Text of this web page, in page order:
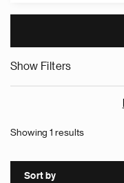
Show Filters
Showing 1 results
Sort by